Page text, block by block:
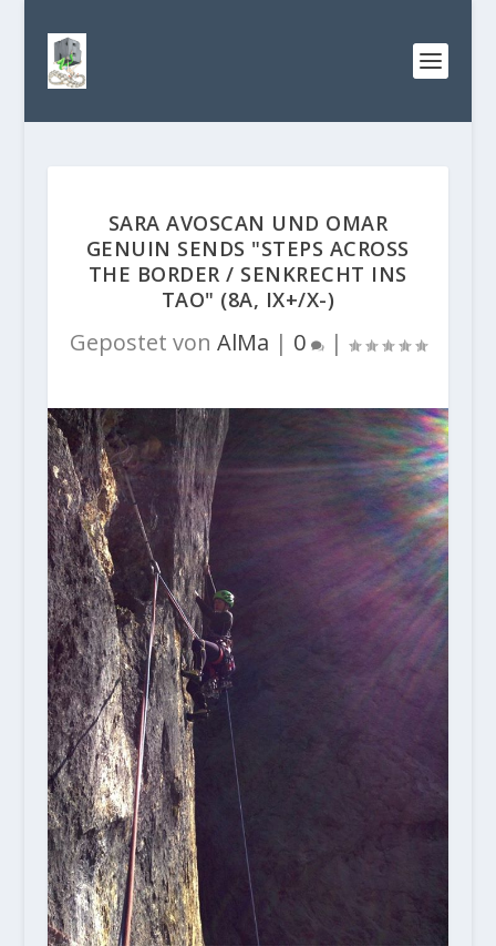
SARA AVOSCAN UND OMAR
GENUIN SENDS "STEPS ACROSS
THE BORDER / SENKRECHT INS
TAO" (8A, IX+/X-)
Gepostet von AlMa | 0 |